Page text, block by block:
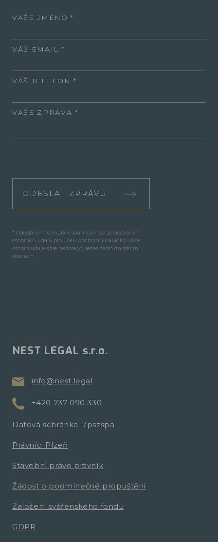
VAŠE JMÉNO
VÁŠ EMAIL
VÁŠ TELEFON
VAŠE ZPRÁVA
ODESLAT ZPRÁVU
* Odesláním formuláře souhlasím se zpracováním
osobních údajů pro účely obchodní nabídky. Vaše
osobní údaje dále neposkytujeme žádným třetím
stranám.
NEST LEGAL s.r.o.
info@nest.legal
+420 737 090 330
Datová schránka: 7pszspa
Právníci Plzeň
Stavební právo právník
Žádost o podmínečné propuštění
Založení svěřenského fondu
GDPR